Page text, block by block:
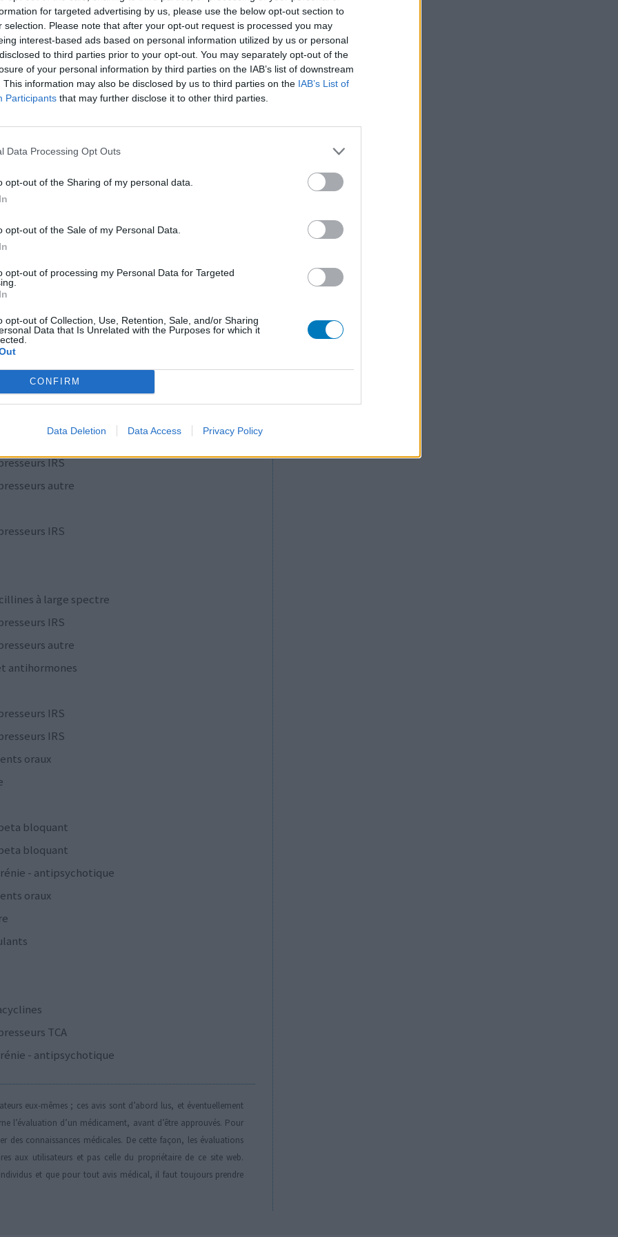
for targeted advertising by us, please use the below opt-out section to
selection. Please note that after your opt-out request is processed you may
interest-based ads based on personal information utilized by us or personal
to third parties prior to your opt-out. You may separately opt-out of the
of your personal information by third parties on the IAB’s list of downstream
This information may also be disclosed by us to third parties on the IAB’s List of
Participants that may further disclose it to other third parties.
Data Processing Opt Outs
opt-out of the Sharing of my personal data.
opt-out of the Sale of my Personal Data.
opt-out of processing my Personal Data for Targeted
opt-out of Collection, Use, Retention, Sale, and/or Sharing
Data that Is Unrelated with the Purposes for which it
CONFIRM
Data Deletion Data Access Privacy Policy
0 réactions
Efficacité
Quantité effets
à la
le Dr.
(je l'ai
en 1ère intention du Tavanic 500, en me
de bo
2 réactions
1
d'avis
(à action lente)
IRS
autre
IRS
à large spectre
IRS
autre
antihormones
IRS
IRS
oraux
bloquant
bloquant
- antipsychotique
oraux
TCA
- antipsychotique
eux-mêmes ; ces avis sont d’abord lus, et éventuellement
l’évaluation d’un médicament, avant d’être approuvés. Pour
des connaissances médicales. De cette façon, les évaluations
aux utilisateurs et pas celle du propriétaire de ce site web.
et que pour tout avis médical, il faut toujours prendre